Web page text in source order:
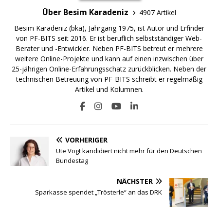
Über Besim Karadeniz
4907 Artikel
Besim Karadeniz (bka), Jahrgang 1975, ist Autor und Erfinder
von PF-BITS seit 2016. Er ist beruflich selbstständiger Web-
Berater und -Entwickler. Neben PF-BITS betreut er mehrere
weitere Online-Projekte und kann auf einen inzwischen über
25-jährigen Online-Erfahrungsschatz zurückblicken. Neben der
technischen Betreuung von PF-BITS schreibt er regelmäßig
Artikel und Kolumnen.
VORHERIGER
Ute Vogt kandidiert nicht mehr für den Deutschen
Bundestag
NÄCHSTER
Sparkasse spendet „Trösterle“ an das DRK